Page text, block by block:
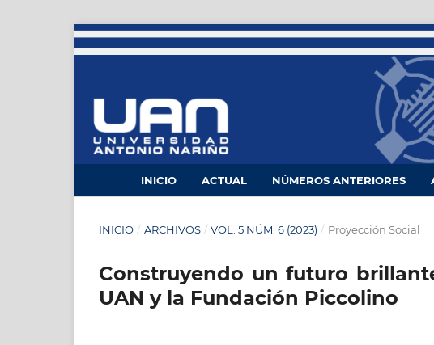
INICIO ACTUAL NÚMEROS ANTERIORES
INICIO / ARCHIVOS / VOL. 5 NÚM. 6 (2023) / Proyección Social
Construyendo un futuro
UAN y la Fundación Piccolino